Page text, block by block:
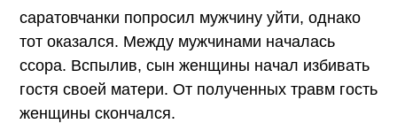
саратовчанки попросил мужчину уйти, однако
тот оказался. Между мужчинами началась
ссора. Вспылив, сын женщины начал избивать
гостя своей матери. От полученных травм гость
женщины скончался.